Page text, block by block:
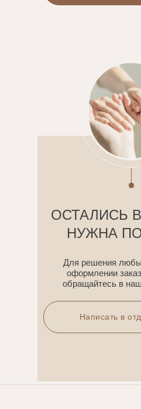
ОСТАЛИСЬ
НУЖНА
Для решения
оформлении
обращайтесь в
Написать в